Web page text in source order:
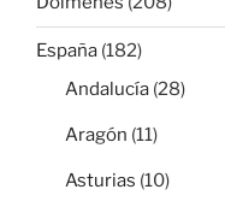
España (182)
Andalucía (28)
Aragón (11)
Asturias (10)